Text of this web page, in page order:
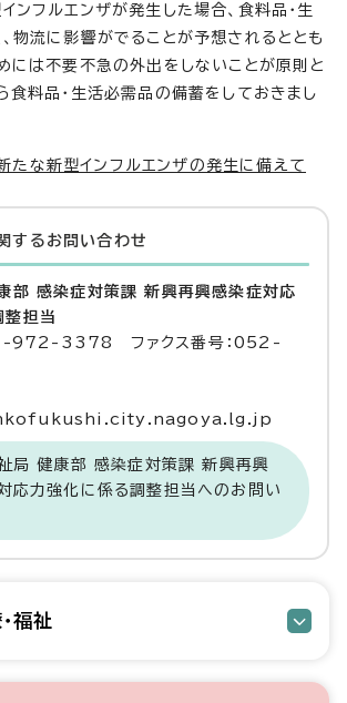
ンフルエンザが発生した場合、食料品・生
物流に影響がでることが予想されるととも
には不要不急の外出をしないことが原則と
食料品・生活必需品の備蓄をしておきまし
たな新型インフルエンザの発生に備えて
する お問い合わせ
部 感染症対策課 新興再興感染症対応
整担当
972-3378 ファクス番号：052-
局 健康部 感染症対策課 新興再興
応力強化に係る調整担当へのお問い
福祉